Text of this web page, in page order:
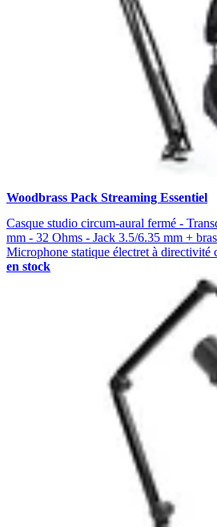
Woodbrass Pack Streaming Essentiel
Casque studio circum-aural fermé -
mm - 32 Ohms - Jack 3.5/6.35 mm +
Microphone statique électret à directivité
en stock